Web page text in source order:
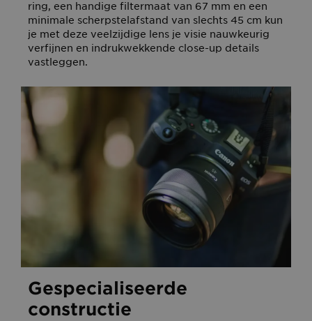
ring, een handige filtermaat van 67 mm en een
minimale scherpstelafstand van slechts 45 cm kun
je met deze veelzijdige lens je visie nauwkeurig
verfijnen en indrukwekkende close-up details
vastleggen.
Gespecialiseerde
constructie